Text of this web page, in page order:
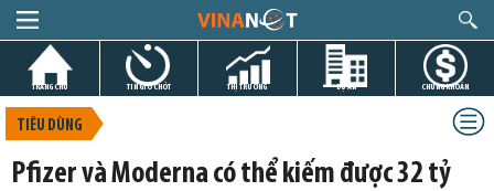
TRANG CHỦ TIN GIỜ CHÓT THỊ TRƯỜNG DỰ ÁN CHỨNG KHOÁN
TIÊU DÙNG
Pfizer và Moderna có thể kiếm được 32 tỷ